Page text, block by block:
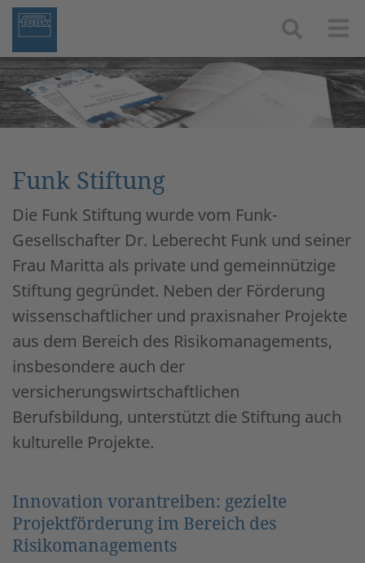
Funk Stiftung
Die Funk Stiftung wurde vom Funk-
Gesellschafter Dr. Leberecht Funk und seiner
Frau Maritta als private und gemeinnützige
Stiftung gegründet. Neben der Förderung
wissenschaftlicher und praxisnaher Projekte
aus dem Bereich des Risikomanagements,
insbesondere auch der
versicherungswirtschaftlichen
Berufsbildung, unterstützt die Stiftung auch
kulturelle Projekte.
Innovation vorantreiben: gezielte
Projektförderung im Bereich des
Risikomanagements